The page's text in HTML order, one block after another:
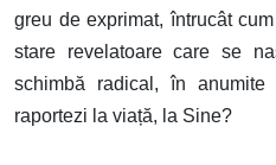
greu de exprimat, întrucât
stare revelatoare care se
schimbă radical, în
raportezi la viață, la Sine?